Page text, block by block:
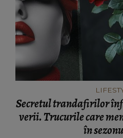
Secretul trandafirilor
verii. Trucurile care
în